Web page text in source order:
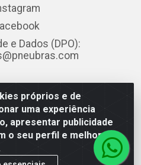
próprios e de
uma experiência
apresentar publicidade
o seu perfil e melhorar a
e Dados (DPO):
82 - Prazeres, Jaboatão dos
000 - CNPJ 08.678.386/0001-05
de Pneus Ltda